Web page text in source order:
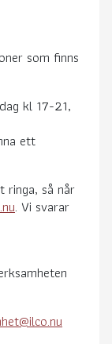
som finns
kl 17-21,
ett
så når
. Vi svarar